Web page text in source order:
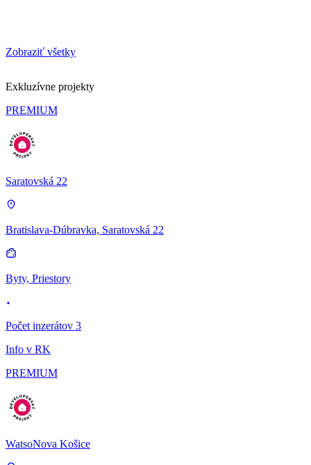
Zobraziť všetky
Exkluzívne projekty
PREMIUM
Saratovská 22
Bratislava-Dúbravka, Saratovská 22
Byty, Priestory
Počet inzerátov 3
Info v RK
PREMIUM
WatsoNova Košice